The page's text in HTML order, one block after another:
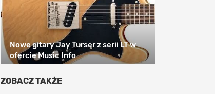
Nowe gitary Jay Turser z serii LT w
ofercie Music Info
ZOBACZ TAKŻE